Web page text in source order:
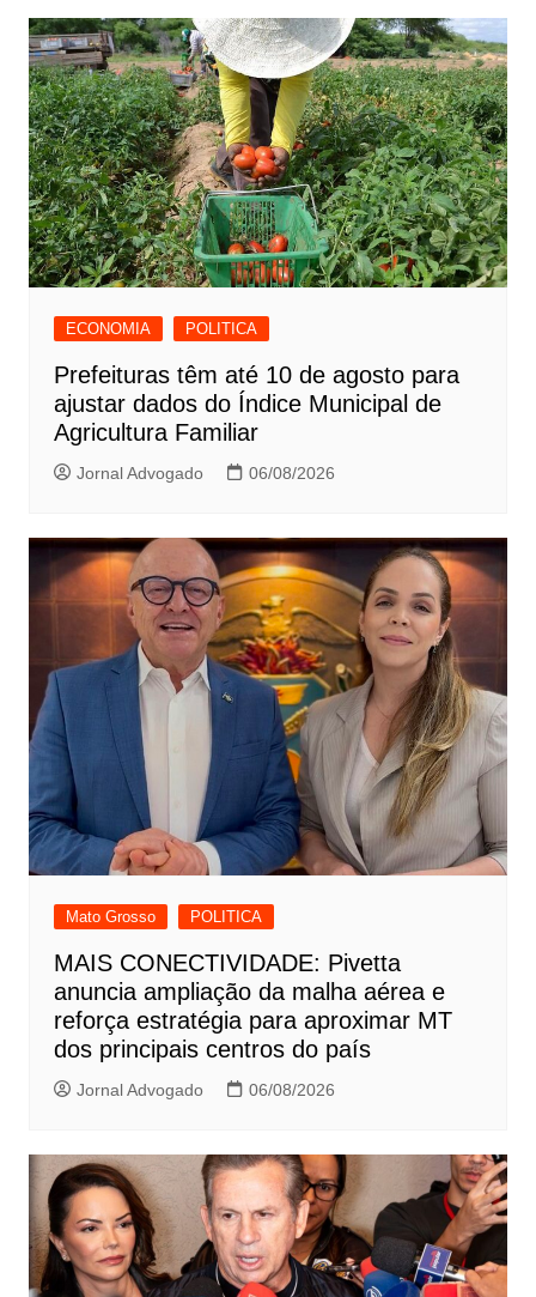
Post
ECONOMIA POLITICA
Prefeituras têm até 10 de agosto para
ajustar dados do Índice Municipal de
Agricultura Familiar
Jornal Advogado 06/08/2026
Mato Grosso POLITICA
MAIS CONECTIVIDADE: Pivetta
anuncia ampliação da malha aérea e
reforça estratégia para aproximar MT
dos principais centros do país
Jornal Advogado 06/08/2026